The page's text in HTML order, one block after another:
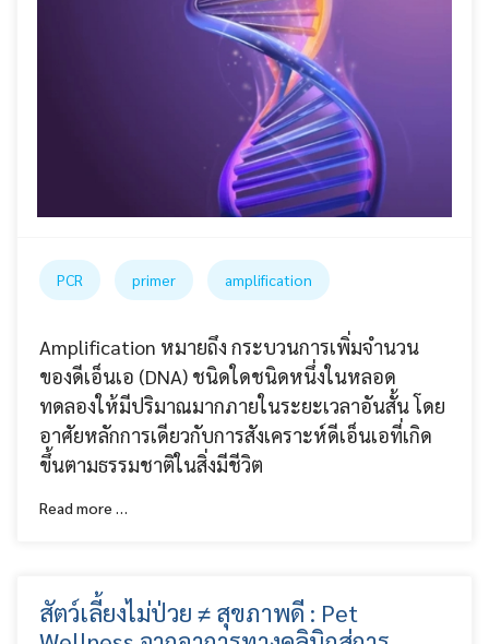
PCR primer amplification
Amplification หมายถึง กระบวนการเพิ่มจำนวน
ของดีเอ็นเอ (DNA) ชนิดใดชนิดหนึ่งในหลอด
ทดลองให้มีปริมาณมากภายในระยะเวลาอันสั้น โดย
อาศัยหลักการเดียวกับการสังเคราะห์ดีเอ็นเอที่เกิด
ขึ้นตามธรรมชาติในสิ่งมีชีวิต
Read more …
สัตว์เลี้ยงไม่ป่วย ≠ สุขภาพดี : Pet